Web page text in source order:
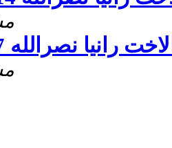
نصرالله 7 مايو 2024